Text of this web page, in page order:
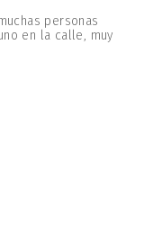
personas
en la calle, muy